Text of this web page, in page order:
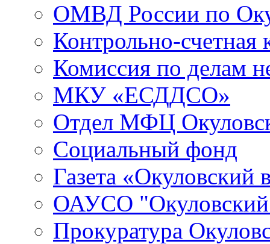
ОМВД России по
Контрольно-счетная
Комиссия по делам
МКУ «ЕСДДСО»
Отдел МФЦ
Социальный фонд
Газета «Окуловский
ОАУСО
Прокуратура